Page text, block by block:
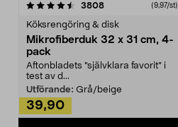
3808recensioner (9,97/st)
Köksrengöring & disk
Mikrofiberduk 32 x 31 cm, 4-
pack
Aftonbladets "självklara favorit” i
test av d...
Utförande: Grå/beige
39,90
4.0av 5 stjärnor